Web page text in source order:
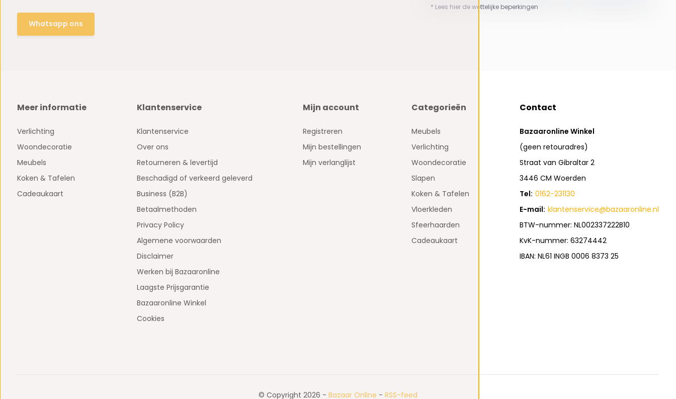
Whatsapp ons
* Lees hier de wettelijke beperkingen
Meer informatie
Verlichting
Woondecoratie
Meubels
Koken & Tafelen
Cadeaukaart
Klantenservice
Klantenservice
Over ons
Retourneren & levertijd
Beschadigd of verkeerd geleverd
Business (B2B)
Betaalmethoden
Privacy Policy
Algemene voorwaarden
Disclaimer
Werken bij Bazaaronline
Laagste Prijsgarantie
Bazaaronline Winkel
Cookies
Mijn account
Registreren
Mijn bestellingen
Mijn verlanglijst
Categorieën
Meubels
Verlichting
Woondecoratie
Slapen
Koken & Tafelen
Vloerkleden
Sfeerhaarden
Cadeaukaart
Contact
Bazaaronline Winkel
(geen retouradres)
Straat van Gibraltar 2
3446 CM Woerden
Tel: 0162-231130
E-mail: klantenservice@bazaaronline.nl
BTW-nummer: NL002337222B10
KvK-nummer: 63274442
IBAN: NL61 INGB 0006 8373 25
© Copyright 2026 - Bazaar Online - RSS-feed